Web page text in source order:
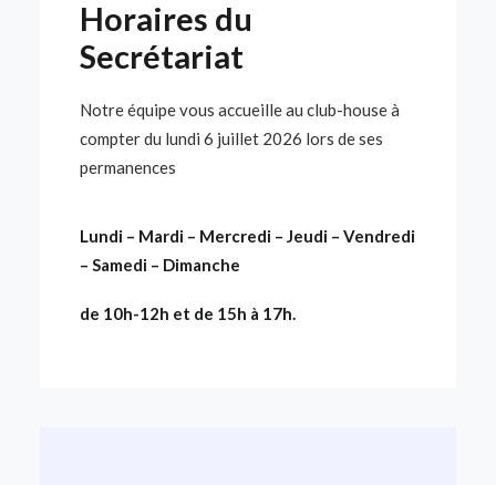
Horaires du
Secrétariat
Notre équipe vous accueille au club-house à
compter du lundi 6 juillet 2026 lors de ses
permanences
Lundi – Mardi – Mercredi – Jeudi – Vendredi
– Samedi – Dimanche
de 10h-12h et de 15h à 17h.